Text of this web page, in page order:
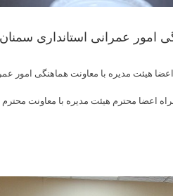
امور عمرانی استانداری سمنان
هیئت مدیره با معاونت هماهنگی امور
اعضا محترم هیئت مدیره با معاونت